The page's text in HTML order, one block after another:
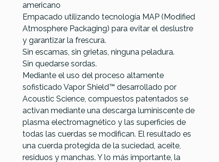
americano
Empacado utilizando tecnología MAP (Modified
Atmosphere Packaging) para evitar el deslustre
y garantizar la frescura.
Sin escamas, sin grietas, ninguna peladura.
Sin quedarse sordas.
Mediante el uso del proceso altamente
sofisticado Vapor Shield™ desarrollado por
Acoustic Science, compuestos patentados se
activan mediante una descarga luminiscente de
plasma electromagnético y las superficies de
todas las cuerdas se modifican. El resultado es
una cuerda protegida de la suciedad, aceite,
residuos y manchas. Y lo más importante, la
ReferenciaJUEGACULAB010
Nanoweb
92/8
Phosphor
Bronze
(10-47) 12
Cuerdas
DAddario
XSAPB1047-
12 (10-47) XS
Phosphor
Bronze Light
12 Cuerdas
La Bella
VSA1050
Shield PB
Light (10-
50)
Elixir
Nanoweb
Cuerdas
35,01 € 29,00 € 29,00 € 24,90 €
No hay características para comparar